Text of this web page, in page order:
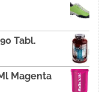
Tabl.
Magenta